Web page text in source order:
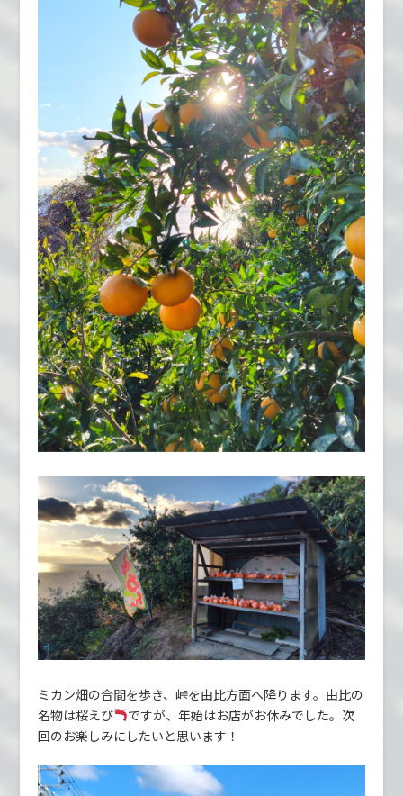
ミカン畑の合間を歩き、峠を由比方面へ降ります。由比の
名物は桜えび
ですが、年始はお店がお休みでした。次
回のお楽しみにしたいと思います！